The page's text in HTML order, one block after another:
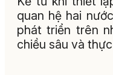
quan hệ hai
phát triển trên
chiều sâu và